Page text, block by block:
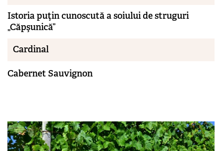
Istoria puţin cunoscută a soiului de struguri
„Căpşunică”
Cardinal
Cabernet Sauvignon